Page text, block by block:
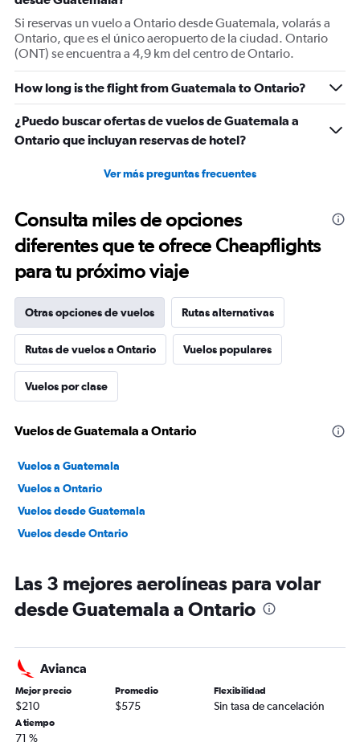
Si reservas un vuelo a Ontario desde Guatemala, volarás a
Ontario, que es el único aeropuerto de la ciudad. Ontario
(ONT) se encuentra a 4,9 km del centro de Ontario.
How long is the flight from Guatemala to Ontario?
¿Puedo buscar ofertas de vuelos de Guatemala a
Ontario que incluyan reservas de hotel?
Ver más preguntas frecuentes
Consulta miles de opciones
diferentes que te ofrece Cheapflights
para tu próximo viaje
Otras opciones de vuelos Rutas alternativas
Rutas de vuelos a Ontario Vuelos populares
Vuelos por clase
Vuelos de Guatemala a Ontario
Vuelos a Guatemala
Vuelos a Ontario
Vuelos desde Guatemala
Vuelos desde Ontario
Las 3 mejores aerolíneas para volar
desde Guatemala a Ontario
Avianca
Mejor precio
$210
Promedio
$575
Flexibilidad
Sin tasa de cancelación
A tiempo
71 %